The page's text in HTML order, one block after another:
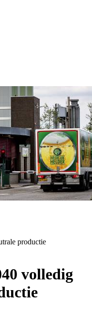
productie
volledig